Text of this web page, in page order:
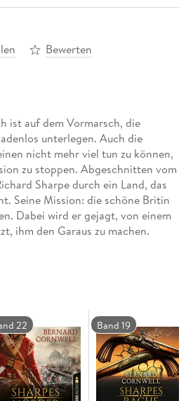
Bewerten
ist auf dem Vormarsch, die
unterlegen. Auch die
nicht mehr viel tun zu können,
zu stoppen. Abgeschnitten vom
Sharpe durch ein Land, das
Seine Mission: die schöne Britin
Dabei wird er gejagt, von einem
ihm den Garaus zu machen.
22 Band 19